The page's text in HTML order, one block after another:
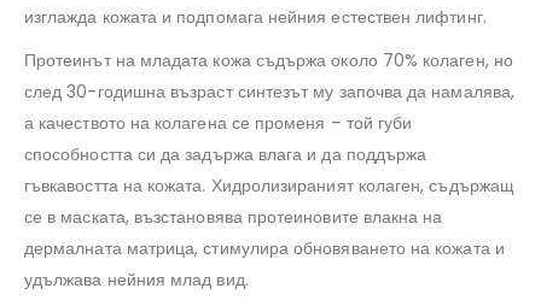
изглажда кожата и подпомага нейния естествен лифтинг.
Протеинът на младата кожа съдържа около 70% колаген, но
след 30-годишна възраст синтезът му започва да намалява,
а качеството на колагена се променя – той губи
способността си да задържа влага и да поддържа
гъвкавостта на кожата. Хидролизираният колаген, съдържащ
се в маската, възстановява протеиновите влакна на
дермалната матрица, стимулира обновяването на кожата и
удължава нейния млад вид.